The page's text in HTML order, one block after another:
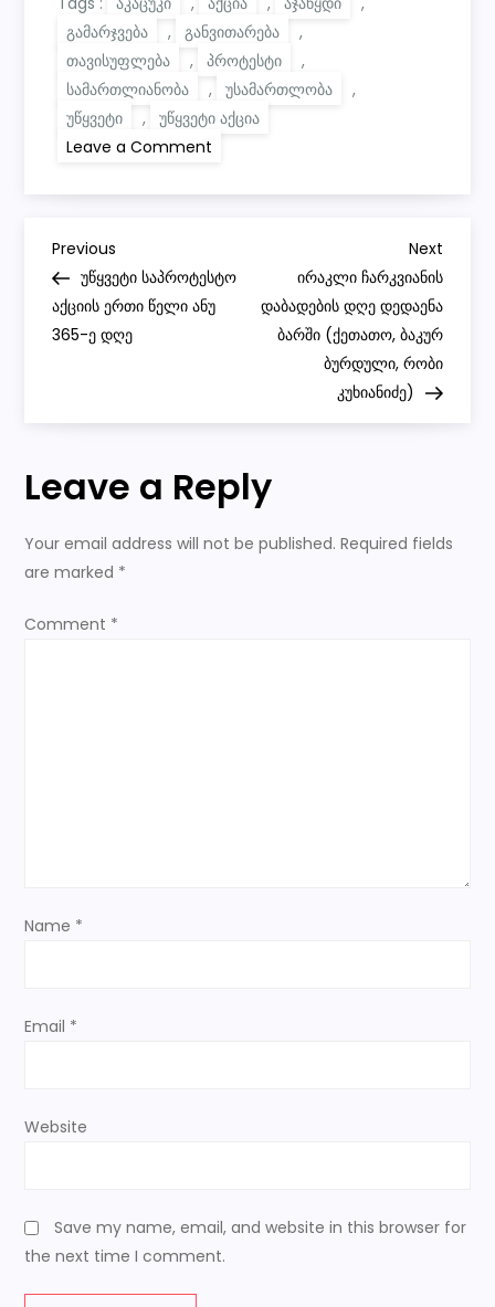
გამარჯვება
, განვითარება
,
თავისუფლება
, პროტესტი
,
სამართლიანობა
, უსამართლობა
,
უწყვეტი
,
უწყვეტი აქცია
Leave a Comment
374-
ფილარმონიიდან
მარშის
შემდეგ
#პროტესტი
P
o
t
n
v
i
n
Previous
Post
Previous
უწყვეტი საპროტესტო
აქციის ერთი წელი ანუ
365-ე დღე
Next
Post
Next
ირაკლი ჩარკვიანის
დაბადების დღე დედაენა
ბარში (ქეთათო, ბაკურ
ბურდული, რობი
კუხიანიძე)
Leave a Reply
Your email address will not be published. Required fields
are marked *
Comment *
Name *
Email *
Website
Save my name, email, and website in this browser for
the next time I comment.